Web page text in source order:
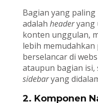
Bagian yang
adalah headeryang
konten unggulan,
lebih
berselancar di
ataupun bagian isi,
sidebaryang
2. Komponen